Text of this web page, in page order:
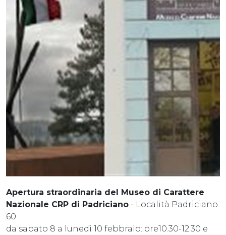
Apertura straordinaria del Museo di Carattere
Nazionale CRP di Padriciano - Località Padriciano
60
da sabato 8 a lunedì 10 febbraio: ore10.30-12.30 e